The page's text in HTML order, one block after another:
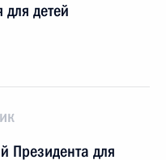
для детей
Президента для